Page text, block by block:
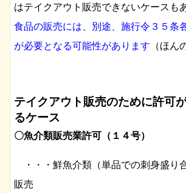
はテイクアウト販売できないケースもあ
食品の販売には、別途、施行令３５条
が必要となる可能性があります （ほん
テイクアウト販売のために許可
るケース
〇魚介類販売業許可（１４号）
・・・鮮魚介類（単品での刺身盛り
販売